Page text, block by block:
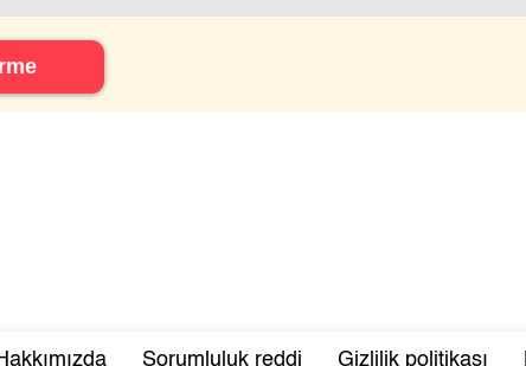
Sorumluluk reddi Gizlilik politikası